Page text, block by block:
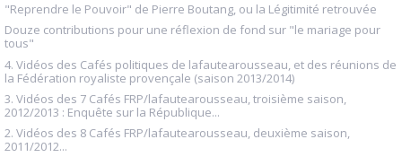
"Reprendre le Pouvoir" de Pierre Boutang, ou la Légitimité retrouvée
Douze contributions pour une réflexion de fond sur "le mariage pour
tous"
4. Vidéos des Cafés politiques de lafautearousseau, et des réunions de
la Fédération royaliste provençale (saison 2013/2014)
3. Vidéos des 7 Cafés FRP/lafautearousseau, troisième saison,
2012/2013 : Enquête sur la République...
2. Vidéos des 8 Cafés FRP/lafautearousseau, deuxième saison,
2011/2012...